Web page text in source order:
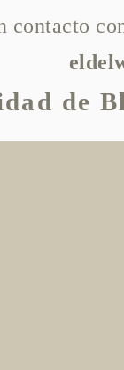
contacto
de